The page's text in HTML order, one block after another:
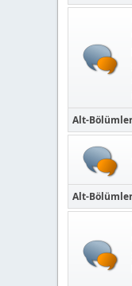
Alt-Bölümler
Alt-Bölümler